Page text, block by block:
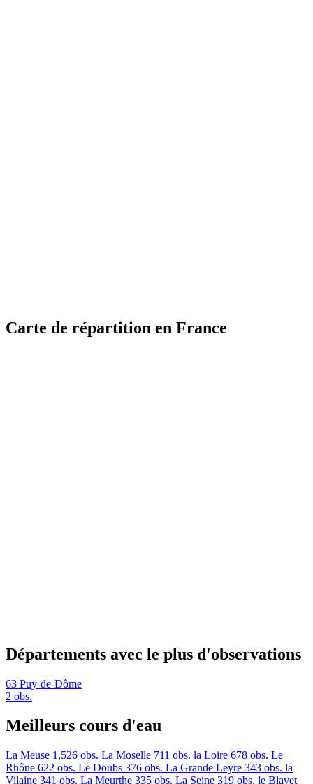
Carte de répartition en France
MapLibre| ©OpenStreetMap
MapLibre| ©OpenStreetMap
Départements avec le plus d'observations
63 Puy-de-Dôme
2 obs.
Meilleurs cours d'eau
La Meuse 1,526 obs. La Moselle 711 obs. la Loire 678 obs. Le
Rhône 622 obs. Le Doubs 376 obs. La Grande Leyre 343 obs. la
Vilaine 341 obs. La Meurthe 335 obs. La Seine 319 obs. le Blavet